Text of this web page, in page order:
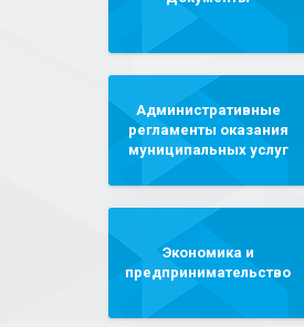
Административные
регламенты оказания
муниципальных услуг
Экономика и
предпринимательство